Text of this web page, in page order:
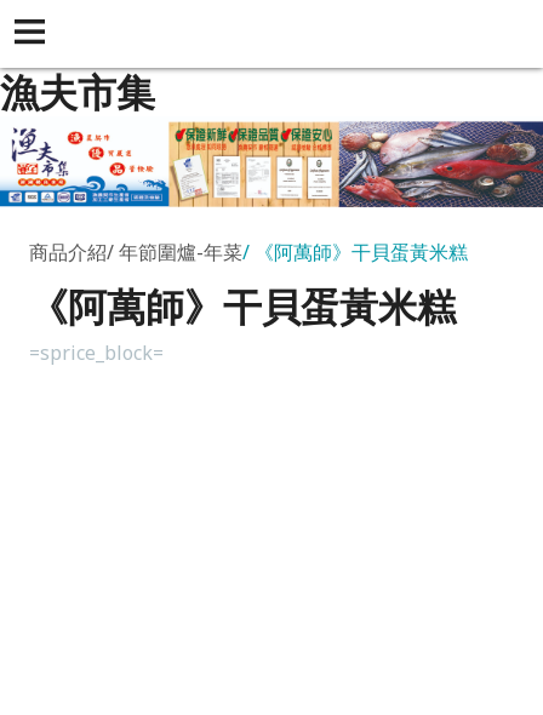
漁夫市集
商品介紹 年節圍爐-年菜 《阿萬師》干貝蛋黃米糕
《阿萬師》干貝蛋黃米糕
=sprice_block=